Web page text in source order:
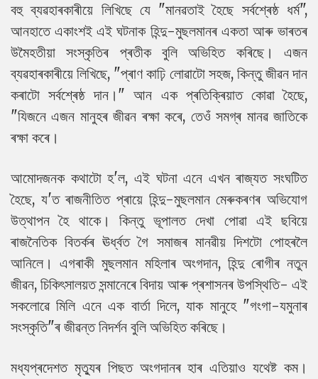
বহু ব্যৱহাৰকাৰীয়ে লিখিছে যে "মানৱতাই হৈছে সৰ্বশ্ৰেষ্ঠ ধৰ্ম",
আনহাতে একাংশই এই ঘটনাক হিন্দু-মুছলমানৰ একতা আৰু ভাৰতৰ
উমৈহতীয়া সংস্কৃতিৰ প্ৰতীক বুলি অভিহিত কৰিছে। এজন
ব্যৱহাৰকাৰীয়ে লিখিছে, "প্ৰাণ কাঢ়ি লোৱাটো সহজ, কিন্তু জীৱন দান
কৰাটো সৰ্বশ্ৰেষ্ঠ দান।" আন এক প্ৰতিক্ৰিয়াত কোৱা হৈছে,
"যিজনে এজন মানুহৰ জীৱন ৰক্ষা কৰে, তেওঁ সমগ্ৰ মানৱ জাতিকে
ৰক্ষা কৰে।
আমোদজনক কথাটো হ'ল, এই ঘটনা এনে এখন ৰাজ্যত সংঘটিত
হৈছে, য'ত ৰাজনীতিত প্ৰায়ে হিন্দু-মুছলমান মেৰুকৰণৰ অভিযোগ
উত্থাপন হৈ থাকে। কিন্তু ভূপালত দেখা পোৱা এই ছবিয়ে
ৰাজনৈতিক বিতৰ্কৰ ঊৰ্ধ্বত গৈ সমাজৰ মানৱীয় দিশটো পোহৰলৈ
আনিলে। এগৰাকী মুছলমান মহিলাৰ অংগদান, হিন্দু ৰোগীৰ নতুন
জীৱন, চিকিৎসালয়ত সন্মানেৰে বিদায় আৰু প্ৰশাসনৰ উপস্থিতি- এই
সকলোৱে মিলি এনে এক বাৰ্তা দিলে, যাক মানুহে "গংগা-যমুনাৰ
সংস্কৃতি"ৰ জীৱন্ত নিদৰ্শন বুলি অভিহিত কৰিছে।
মধ্যপ্ৰদেশত মৃত্যুৰ পিছত অংগদানৰ হাৰ এতিয়াও যথেষ্ট কম।